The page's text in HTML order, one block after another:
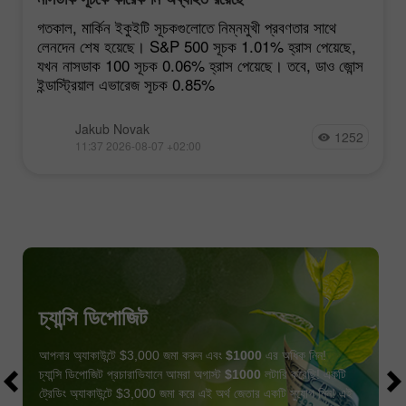
গতকাল, মার্কিন ইকুইটি সূচকগুলোতে নিম্নমুখী প্রবণতার সাথে
লেনদেন শেষ হয়েছে। S&P 500 সূচক 1.01% হ্রাস পেয়েছে,
যখন নাসডাক 100 সূচক 0.06% হ্রাস পেয়েছে। তবে, ডাও জোন্স
ইন্ডাস্ট্রিয়াল এভারেজ সূচক 0.85%
Jakub Novak
11:37 2026-08-07 +02:00 1252
চ্যান্সি ডিপোজিট
আপনার অ্যাকাউন্টে $3,000 জমা করুন এবং $1000 এর অধিক নিন!
চ্যান্সি ডিপোজিট প্রচারাভিযানে আমরা অগাস্ট $1000 লটারি করেছি! একটি
ট্রেডিং অ্যাকাউন্টে $3,000 জমা করে এই অর্থ জেতার একটি সুযোগ নিন! এই